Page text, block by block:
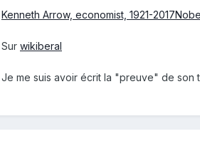
Kenneth Arrow, economist, 1921-
Sur wikiberal
Je me suis avoir écrit la "preuve" de son